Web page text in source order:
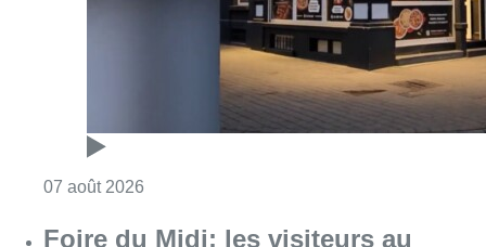
07 août 2026
Foire du Midi: les visiteurs au